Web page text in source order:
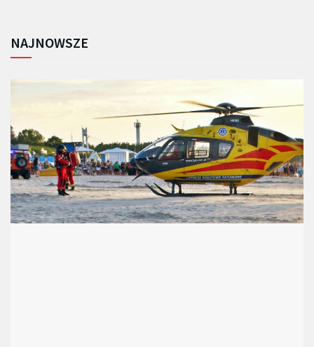
NAJNOWSZE